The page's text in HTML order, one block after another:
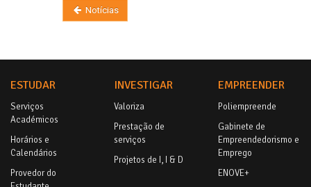
Notícias
ESTUDAR
Serviços
Académicos
Horários e
Calendários
Provedor do
INVESTIGAR
Valoriza
Prestação de
serviços
Projetos de I, I & D
EMPREENDER
Poliempreende
Gabinete de
Empreendedorismo e
Emprego
ENOVE+